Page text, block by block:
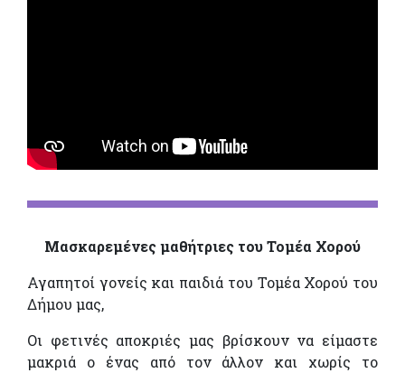
Μασκαρεμένες μαθήτριες του Τομέα Χορού
Αγαπητοί γονείς και παιδιά του Τομέα Χορού του
Δήμου μας,
Οι φετινές αποκριές μας βρίσκουν να είμαστε
μακριά ο ένας από τον άλλον και χωρίς το